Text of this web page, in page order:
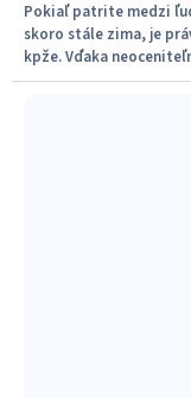
Pokiaľ patrite medzi
skoro stále zima, je
kpže. Vďaka